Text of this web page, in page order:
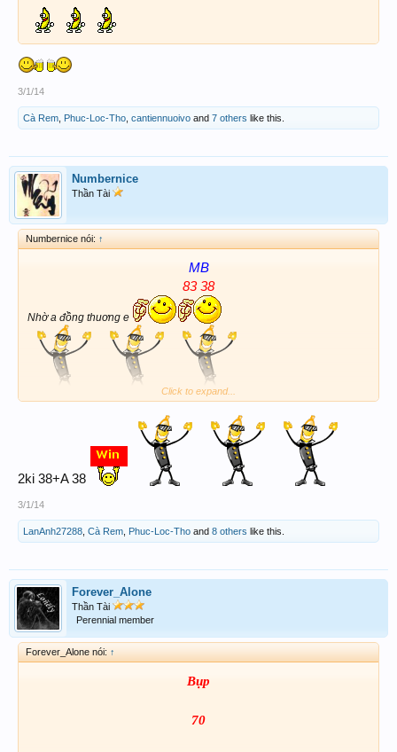
3/1/14
Cà Rem Phuc-Loc-Tho cantiennuoivo and 7 others like this.
Numbernice
Thần Tài
Numbernice nói: ↑
MB
83 38
Nhờ a đồng thuơng e
Click to expand...
2ki 38+A 38
3/1/14
LanAnh27288 Cà Rem Phuc-Loc-Tho and 8 others like this.
Forever_Alone
Thần Tài
Perennial member
Forever_Alone nói: ↑
Bụp
70